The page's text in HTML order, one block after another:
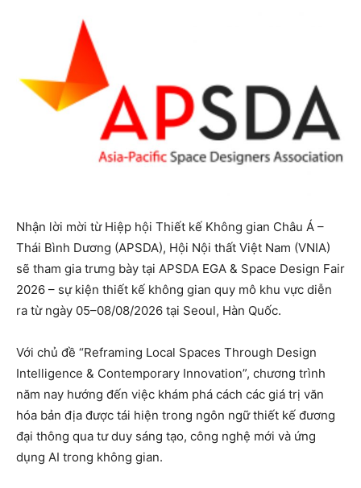
Nhận lời mời từ Hiệp hội Thiết kế Không gian Châu Á –
Thái Bình Dương (APSDA), Hội Nội thất Việt Nam (VNIA)
sẽ tham gia trưng bày tại APSDA EGA & Space Design Fair
2026 – sự kiện thiết kế không gian quy mô khu vực diễn
ra từ ngày 05–08/08/2026 tại Seoul, Hàn Quốc.
Với chủ đề “Reframing Local Spaces Through Design
Intelligence & Contemporary Innovation”, chương trình
năm nay hướng đến việc khám phá cách các giá trị văn
hóa bản địa được tái hiện trong ngôn ngữ thiết kế đương
đại thông qua tư duy sáng tạo, công nghệ mới và ứng
dụng AI trong không gian.